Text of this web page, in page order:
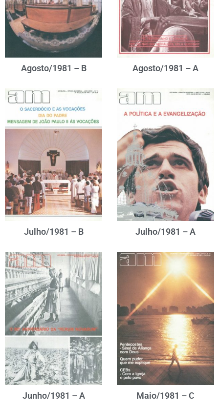
Agosto/1981 – B Agosto/1981 – A
Julho/1981 – B Julho/1981 – A
Junho/1981 – A Maio/1981 – C